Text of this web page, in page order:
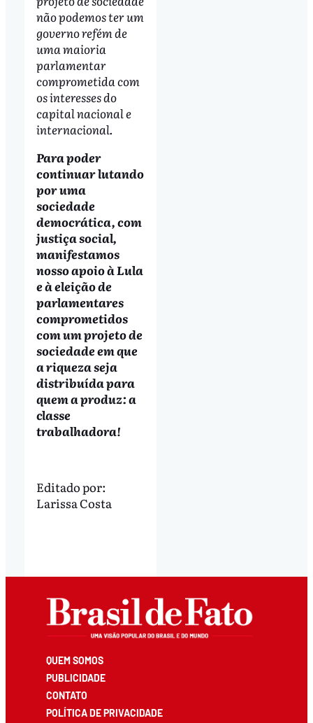
não podemos ter um
governo refém de
uma maioria
parlamentar
comprometida com
os interesses do
capital nacional e
internacional.
Para poder
continuar lutando
por uma
sociedade
democrática, com
justiça social,
manifestamos
nosso apoio à Lula
e à eleição de
parlamentares
comprometidos
com um projeto de
sociedade em que
a riqueza seja
distribuída para
quem a produz: a
classe
trabalhadora!
Editado por:
Larissa Costa
QUEM SOMOS
PUBLICIDADE
CONTATO
POLÍTICA DE PRIVACIDADE